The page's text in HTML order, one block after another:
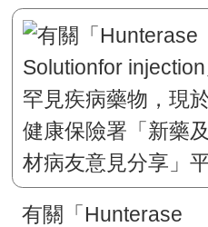
有關「Hunterase